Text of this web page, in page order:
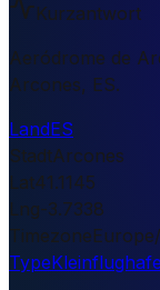
Kurzantwort
Aeródrome de
Arcones, ES.
LandES
StadtArcones
Lat41.1145
Lng-3.7338
Timezone
Type